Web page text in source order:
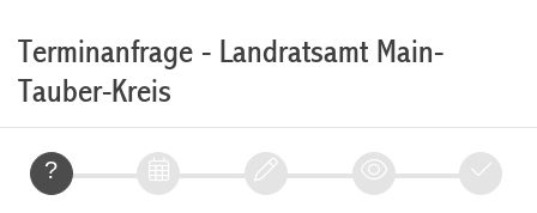
Terminanfrage - Landratsamt Main-
Tauber-Kreis